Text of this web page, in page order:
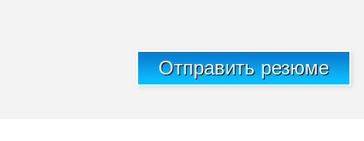
Отправить резюме